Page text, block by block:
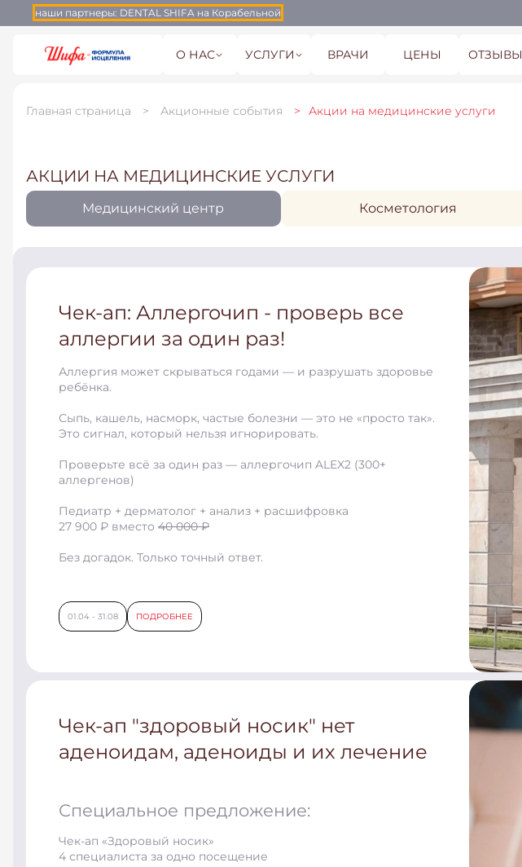
наши партнеры: DENTAL SHIFA на Корабельной
О НАС УСЛУГИ ВРАЧИ ЦЕНЫ ОТЗЫВЫ
Главная страница Акционные события Акции на медицинские услуги
АКЦИИ НА МЕДИЦИНСКИЕ УСЛУГИ
Медицинский центр Косметология
Чек-ап: Аллергочип - проверь все
аллергии за один раз!
Аллергия может скрываться годами — и разрушать здоровье
ребёнка.
Сыпь, кашель, насморк, частые болезни — это не «просто так».
Это сигнал, который нельзя игнорировать.
Проверьте всё за один раз — аллергочип ALEX2 (300+
аллергенов)
Педиатр + дерматолог + анализ + расшифровка
27 900 ₽ вместо 40 000 ₽
Без догадок. Только точный ответ.
01.04 - 31.08 ПОДРОБНЕЕ
Чек-ап "здоровый носик" нет
аденоидам, аденоиды и их лечение
Специальное предложение:
Чек-ап «Здоровый носик»
4 специалиста за одно посещение